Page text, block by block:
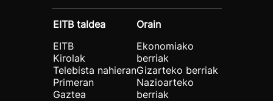
EITB taldea
EITB
Kirolak
Telebista nahieran
Primeran
Gaztea
Orain
Ekonomiako
berriak
Gizarteko berriak
Nazioarteko
berriak